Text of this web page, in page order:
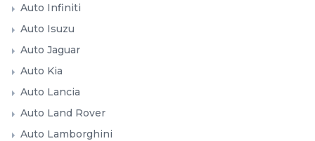
Auto Infiniti
Auto Isuzu
Auto Jaguar
Auto Kia
Auto Lancia
Auto Land Rover
Auto Lamborghini